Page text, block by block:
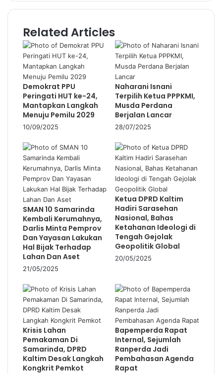
o
r
E
m
a
i
l
a
d
d
r
s
s
Related Articles
Demokrat PPU
Peringati HUT ke-24,
Mantapkan Langkah
Menuju Pemilu 2029
10/09/2025
Naharani Isnani
Terpilih Ketua PPPKMI,
Musda Perdana
Berjalan Lancar
28/07/2025
SMAN 10 Samarinda
Kembali Kerumahnya,
Darlis Minta Pemprov
Dan Yayasan Lakukan
Hal Bijak Terhadap
Lahan Dan Aset
21/05/2025
Ketua DPRD Kaltim
Hadiri Sarasehan
Nasional, Bahas
Ketahanan Ideologi di
Tengah Gejolak
Geopolitik Global
20/05/2025
Krisis Lahan
Pemakaman Di
Samarinda, DPRD
Kaltim Desak Langkah
Kongkrit Pemkot
Bapemperda Rapat
Internal, Sejumlah
Ranperda Jadi
Pembahasan Agenda
Rapat